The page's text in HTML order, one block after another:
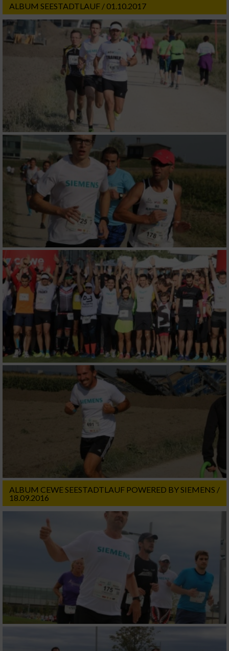
ALBUM SEESTADTLAUF / 01.10.2017
ALBUM CEWE SEESTADTLAUF POWERED BY SIEMENS /
18.09.2016